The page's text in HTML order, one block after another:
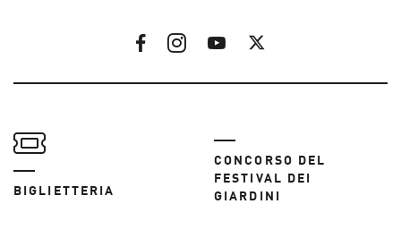
BIGLIETTERIA
CONCORSO DEL
FESTIVAL DEI
GIARDINI